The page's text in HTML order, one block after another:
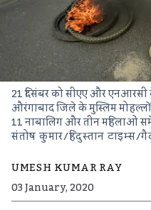
21 दिसंबर को सीएए और
औरंगाबाद जिले के मुस्लिम
11 नाबालिग और तीन महिलाओं
संतोष कुमार/हिंदुस्तान टाइम्स/
UMESH KUMAR RAY
03 January, 2020